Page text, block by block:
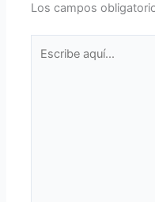
Los campos
aquí...